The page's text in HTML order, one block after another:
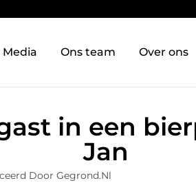
Media Ons team Over ons
in een
Jan
Door Gegrond.nl